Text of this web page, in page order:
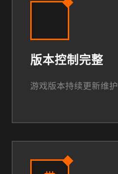
版本控制完整
游戏版本持续更新维护